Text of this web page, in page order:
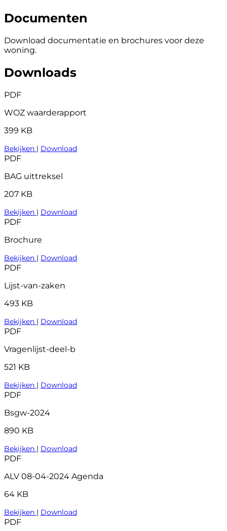
Documenten
Download documentatie en brochures voor deze
woning.
Downloads
PDF
WOZ waarderapport
399 KB
Bekijken | Download
PDF
BAG uittreksel
207 KB
Bekijken | Download
PDF
Brochure
Bekijken | Download
PDF
Lijst-van-zaken
493 KB
Bekijken | Download
PDF
Vragenlijst-deel-b
521 KB
Bekijken | Download
PDF
Bsgw-2024
890 KB
Bekijken | Download
PDF
ALV 08-04-2024 Agenda
64 KB
Bekijken | Download
PDF